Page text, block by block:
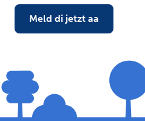
Meld di jetzt aa